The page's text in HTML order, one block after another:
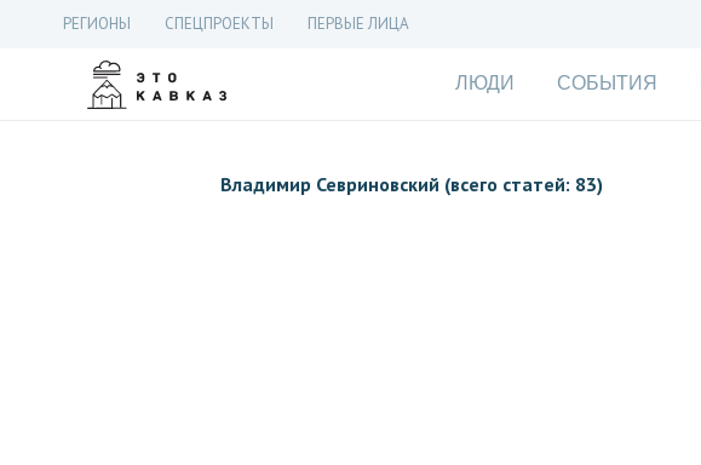
РЕГИОНЫ СПЕЦПРОЕКТЫ ПЕРВЫЕ ЛИЦА
ЛЮДИ СОБЫТИЯ
Владимир Севриновский (всего статей: 83)